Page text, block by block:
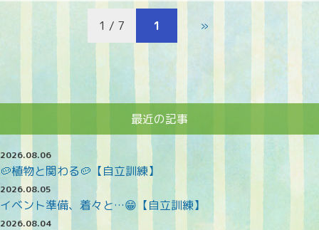
1 / 7 1 »
最近の記事
2026.08.06
🥔植物と関わる🥔【自立訓練】
2026.08.05
イベント準備、着々と…😁【自立訓練】
2026.08.04